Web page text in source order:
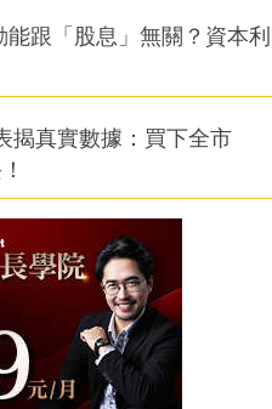
能跟「股息」無關？資本利
揭真實數據：買下全市